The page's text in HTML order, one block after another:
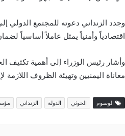
وجدد الزنداني دعوته للمجتمع الدولي
اقتصادياً وأمنياً يمثل عاملاً أساسياً
وأشار رئيس الوزراء إلى أهمية تكثيف
معاناة اليمنيين وتهيئة الظروف اللازمة
الوسوم الحوثي الدولة الزنداني